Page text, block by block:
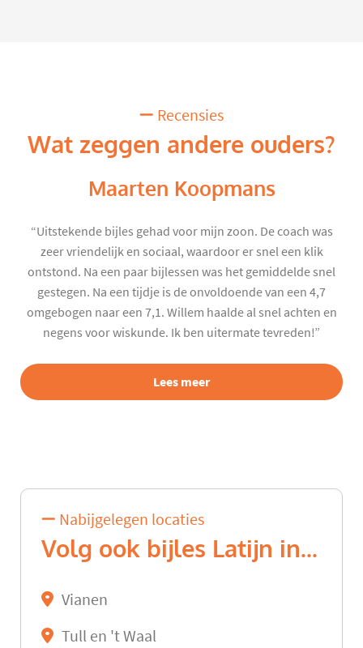
Recensies
Wat zeggen andere ouders?
Maarten Koopmans
“Uitstekende bijles gehad voor mijn zoon. De coach was
zeer vriendelijk en sociaal, waardoor er snel een klik
ontstond. Na een paar bijlessen was het gemiddelde snel
gestegen. Na een tijdje is de onvoldoende van een 4,7
omgebogen naar een 7,1. Willem haalde al snel achten en
negens voor wiskunde. Ik ben uitermate tevreden!”
Lees meer
Nabijgelegen locaties
Volg ook bijles Latijn in...
Vianen
Tull en 't Waal